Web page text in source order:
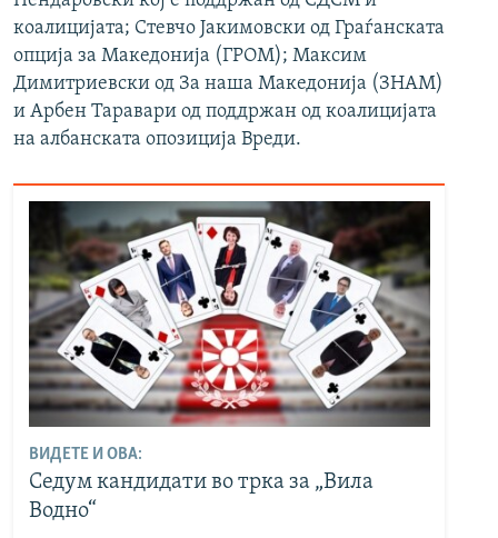
коалицијата; Стевчо Јакимовски од Граѓанската
опција за Македонија (ГРОМ); Максим
Димитриевски од За наша Македонија (ЗНАМ)
и Арбен Таравари од поддржан од коалицијата
на албанската опозиција Вреди.
ВИДЕТЕ И ОВА:
Седум кандидати во трка за „Вила
Водно“